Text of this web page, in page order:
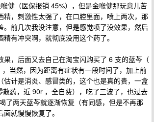
健（医保报销 45%），但是金喉健那玩意儿苦
精，刺激性太强了，在口腔里面，喷上两次，那
。前几次我没注意，但是感觉喷了没效果，然后
有冲突啊，就彻底没用这个药了。
果，后面又去自己在淘宝闪购买了 6 支的蓝芩（
当然，因为距离有症状有一段时间了，加上前
估计是消炎、感冒类的，这个也是真的贵，一盒
散药，近 90r ，全自费），吃了三波了，也过去
了两天蓝芩就逐渐恢复（有同感，但是不再那
就慢慢恢复了。